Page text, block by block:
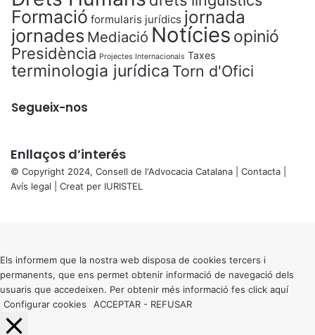
Formació formularis jurídics jornada
jornades Mediació Notícies opinió
Presidència Projectes Internacionals Taxes
terminologia jurídica Torn d'Ofici
Segueix-nos
Enllaços d’interés
© Copyright 2024, Consell de l'Advocacia Catalana | Contacta
Avís legal | Creat per IURISTEL
button
Els informem que la nostra web disposa de cookies tercers i
permanents, que ens permet obtenir informació de navegació dels
usuaris que accedeixen. Per obtenir més informació fes click aquí
Configurar cookies
ACCEPTAR - REFUSAR